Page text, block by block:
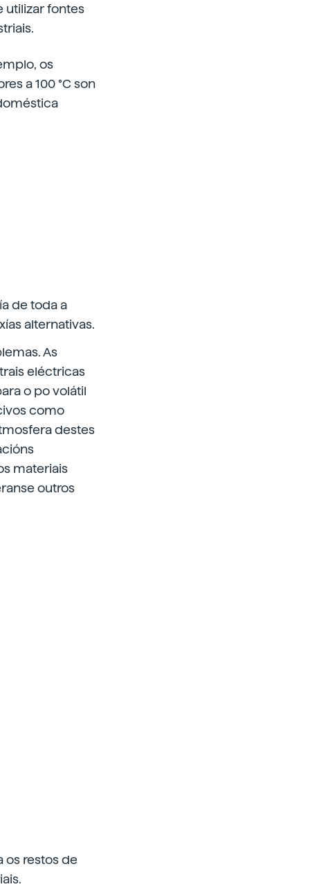
utilizar fontes
os
a 100 °C son
de toda a
alternativas.
As
eléctricas
o po volátil
como
destes
materiais
outros
os restos de